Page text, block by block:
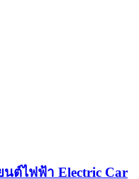
ต์ไฟฟ้า Electric Car